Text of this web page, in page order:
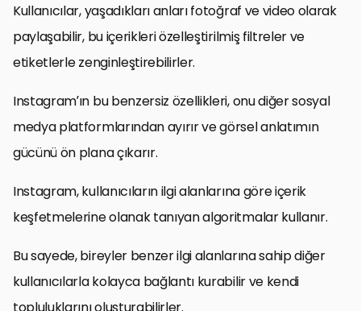
Kullanıcılar, yaşadıkları anları fotoğraf ve video olarak
paylaşabilir, bu içerikleri özelleştirilmiş filtreler ve
etiketlerle zenginleştirebilirler.
Instagram’ın bu benzersiz özellikleri, onu diğer sosyal
medya platformlarından ayırır ve görsel anlatımın
gücünü ön plana çıkarır.
Instagram, kullanıcıların ilgi alanlarına göre içerik
keşfetmelerine olanak tanıyan algoritmalar kullanır.
Bu sayede, bireyler benzer ilgi alanlarına sahip diğer
kullanıcılarla kolayca bağlantı kurabilir ve kendi
topluluklarını oluşturabilirler.